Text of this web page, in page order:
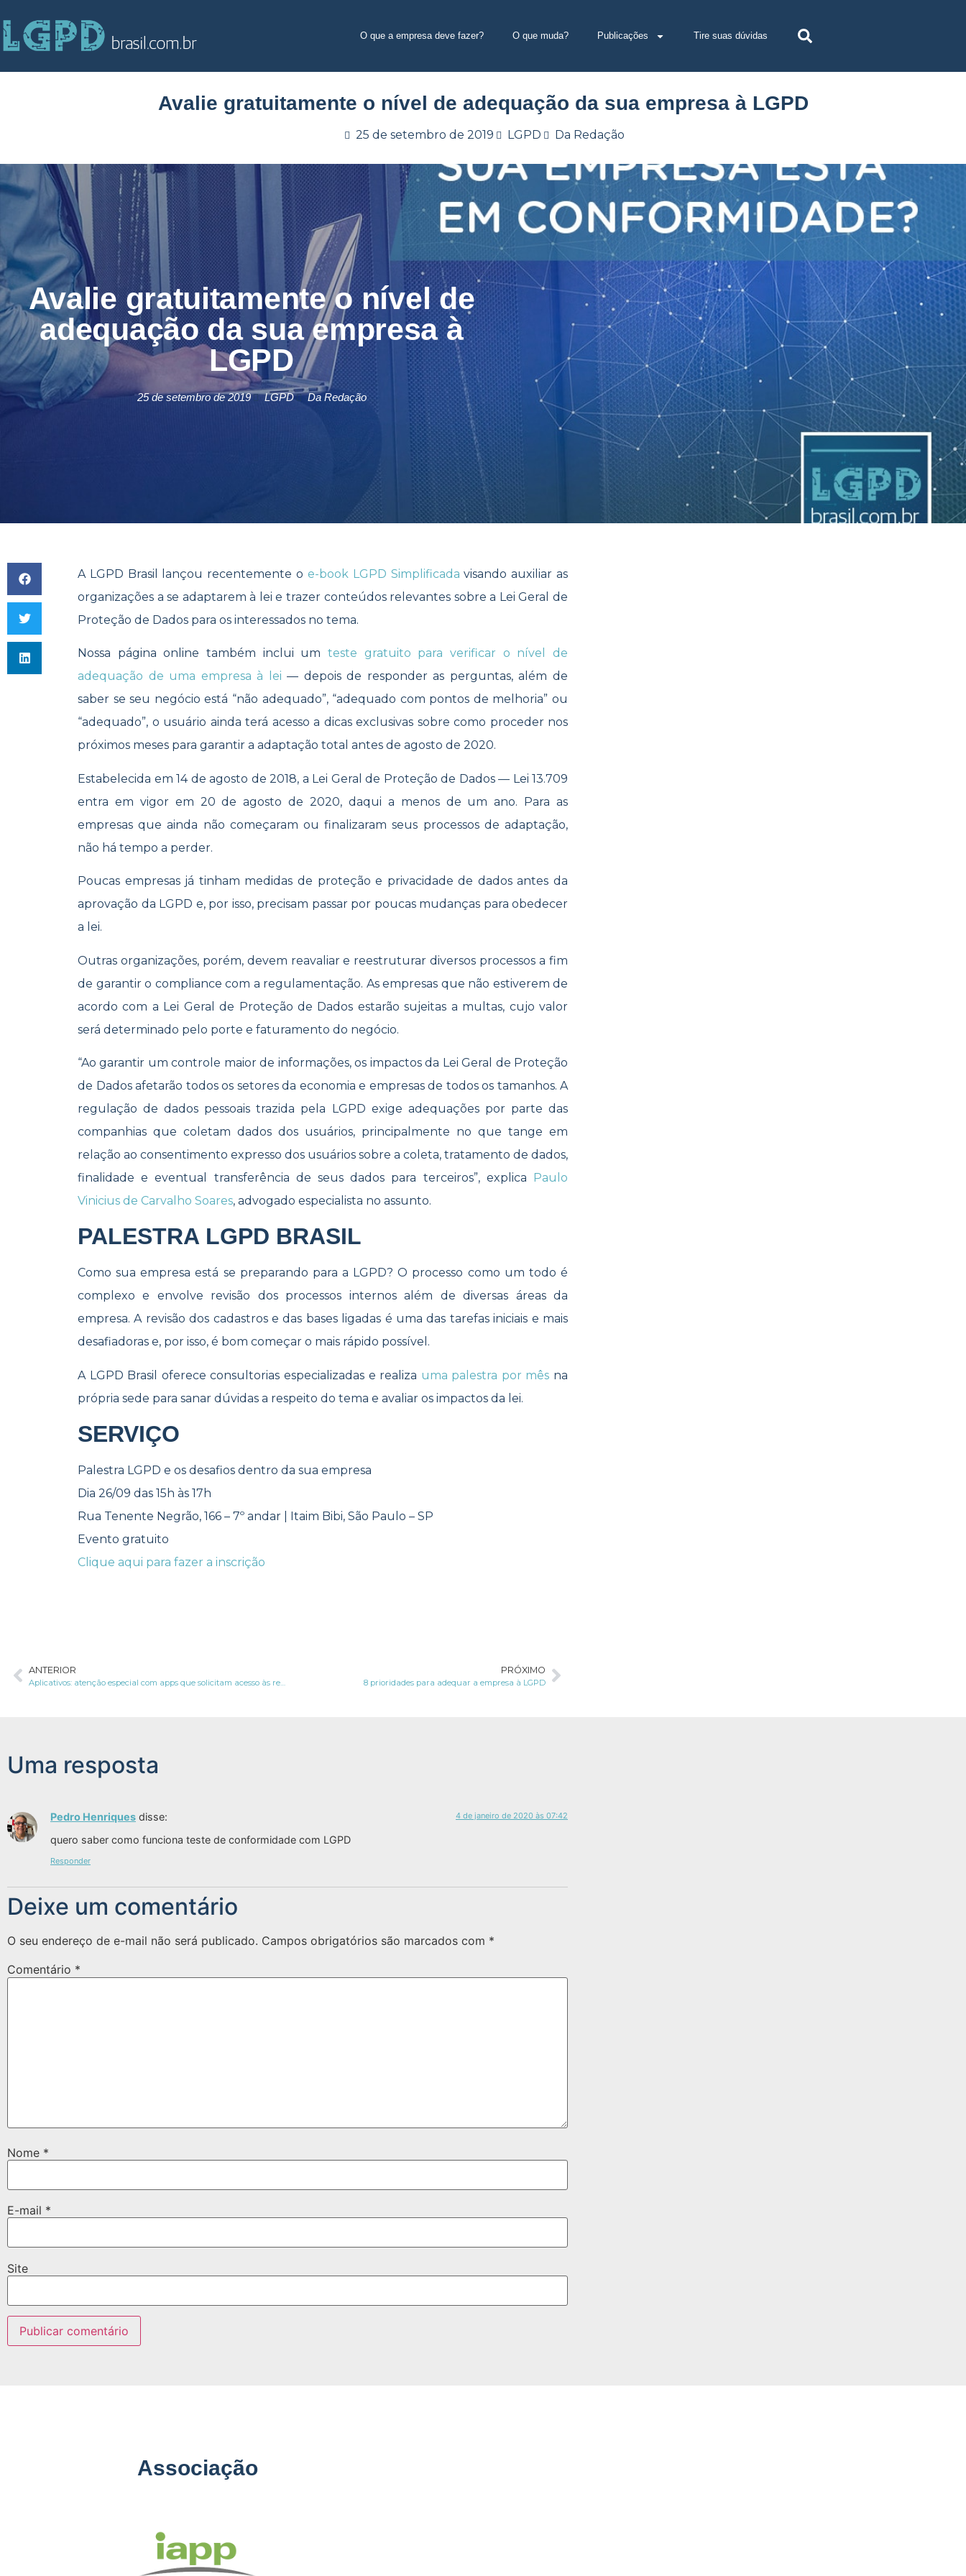
O que a empresa deve fazer? O que muda? Publicações Tire suas dúvidas
Avalie gratuitamente o nível de adequação da sua empresa à LGPD
25 de setembro de 2019 LGPD Da Redação
Avalie gratuitamente o nível de
adequação da sua empresa à
LGPD
25 de setembro de 2019 LGPD Da Redação
A LGPD Brasil lançou recentemente o e-book LGPD Simplificada visando auxiliar as
organizações a se adaptarem à lei e trazer conteúdos relevantes sobre a Lei Geral de
Proteção de Dados para os interessados no tema.
Nossa página online também inclui um teste gratuito para verificar o nível de
adequação de uma empresa à lei — depois de responder as perguntas, além de
saber se seu negócio está “não adequado”, “adequado com pontos de melhoria” ou
“adequado”, o usuário ainda terá acesso a dicas exclusivas sobre como proceder nos
próximos meses para garantir a adaptação total antes de agosto de 2020.
Estabelecida em 14 de agosto de 2018, a Lei Geral de Proteção de Dados — Lei 13.709
entra em vigor em 20 de agosto de 2020, daqui a menos de um ano. Para as
empresas que ainda não começaram ou finalizaram seus processos de adaptação,
não há tempo a perder.
Poucas empresas já tinham medidas de proteção e privacidade de dados antes da
aprovação da LGPD e, por isso, precisam passar por poucas mudanças para obedecer
a lei.
Outras organizações, porém, devem reavaliar e reestruturar diversos processos a fim
de garantir o compliance com a regulamentação. As empresas que não estiverem de
acordo com a Lei Geral de Proteção de Dados estarão sujeitas a multas, cujo valor
será determinado pelo porte e faturamento do negócio.
“Ao garantir um controle maior de informações, os impactos da Lei Geral de Proteção
de Dados afetarão todos os setores da economia e empresas de todos os tamanhos. A
regulação de dados pessoais trazida pela LGPD exige adequações por parte das
companhias que coletam dados dos usuários, principalmente no que tange em
relação ao consentimento expresso dos usuários sobre a coleta, tratamento de dados,
finalidade e eventual transferência de seus dados para terceiros”, explica Paulo
Vinicius de Carvalho Soares, advogado especialista no assunto.
PALESTRA LGPD BRASIL
Como sua empresa está se preparando para a LGPD? O processo como um todo é
complexo e envolve revisão dos processos internos além de diversas áreas da
empresa. A revisão dos cadastros e das bases ligadas é uma das tarefas iniciais e mais
desafiadoras e, por isso, é bom começar o mais rápido possível.
A LGPD Brasil oferece consultorias especializadas e realiza uma palestra por mês na
própria sede para sanar dúvidas a respeito do tema e avaliar os impactos da lei.
SERVIÇO
Palestra LGPD e os desafios dentro da sua empresa
Dia 26/09 das 15h às 17h
Rua Tenente Negrão, 166 – 7º andar | Itaim Bibi, São Paulo – SP
Evento gratuito
Clique aqui para fazer a inscrição
ANTERIOR PRÓXIMO
8 prioridades para adequar a empresa à LGPD
Uma resposta
Pedro Henriques disse: 4 de janeiro de 2020 às 07:42
quero saber como funciona teste de conformidade com LGPD
Responder
Deixe um comentário
O seu endereço de e-mail não será publicado. Campos obrigatórios são marcados com *
Comentário *
Nome *
E-mail *
Site
Associação